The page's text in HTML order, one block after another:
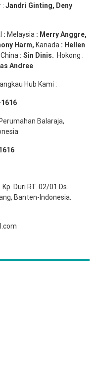
: Jandri Ginting, Deny
: Melaysia : MerryAnggre,
Harm, Kanada : Hellen
China : Sin Dinis. Hokong :
Andree
Hub Kami :
Balaraja,
Duri RT. 02/01 Ds.
Banten-Indonesia.